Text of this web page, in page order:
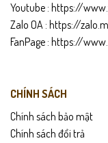
Youtube : https://
Zalo OA : https://
FanPage : https://
CHÍNH SÁCH
Chính sách bảo mật
Chính sách đổi trả